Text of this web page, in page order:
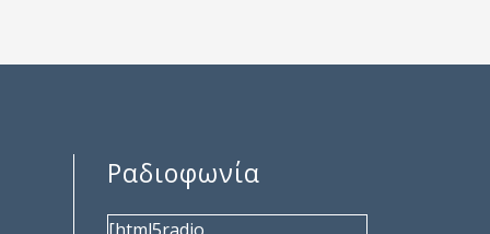
Ραδιοφωνία